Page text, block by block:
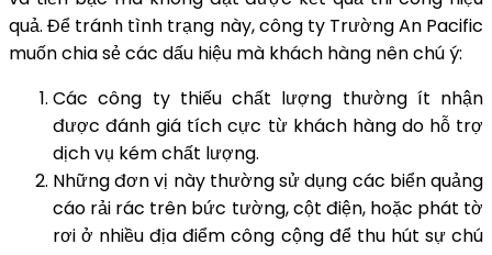
quả. Để tránh tình trạng này, công ty Trường An Pacific
muốn chia sẻ các dấu hiệu mà khách hàng nên chú ý:
Các công ty thiếu chất lượng thường ít nhận
được đánh giá tích cực từ khách hàng do hỗ trợ
dịch vụ kém chất lượng.
Những đơn vị này thường sử dụng các biển quảng
cáo rải rác trên bức tường, cột điện, hoặc phát tờ
rơi ở nhiều địa điểm công cộng để thu hút sự chú